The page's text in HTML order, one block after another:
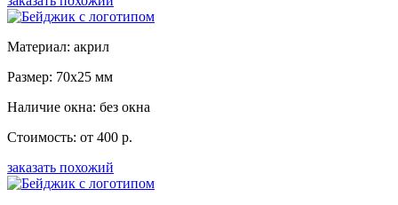
Материал: акрил
Размер: 70x25 мм
Наличие окна: без окна
Стоимость: от 400 р.
заказать похожий